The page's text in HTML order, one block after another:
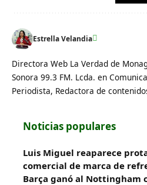
Estrella Velandia
Directora Web La Verdad de
Sonora 99.3 FM. Lcda. en
Periodista, Redactora de
Noticias populares
Luis Miguel reaparece
comercial de marca de
Barça ganó al Nottingham